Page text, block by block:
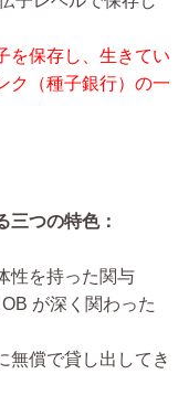
を保存し、生きてい
ク（種子銀行）の一
三つの特色：
性を持った関与
が深く関わった
無償で貸し出してき